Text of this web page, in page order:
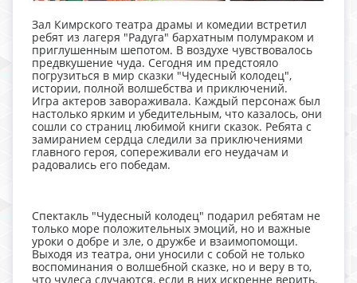
Зал Кимрского театра драмы и комедии встретил
ребят из лагеря "Радуга" бархатным полумраком и
приглушенным шепотом. В воздухе чувствовалось
предвкушение чуда. Сегодня им предстояло
погрузиться в мир сказки "Чудесный колодец",
истории, полной волшебства и приключений.
Игра актеров завораживала. Каждый персонаж был
настолько ярким и убедительным, что казалось, они
сошли со страниц любимой книги сказок. Ребята с
замиранием сердца следили за приключениями
главного героя, сопереживали его неудачам и
радовались его победам.
Спектакль "Чудесный колодец" подарил ребятам не
только море положительных эмоций, но и важные
уроки о добре и зле, о дружбе и взаимопомощи.
Выходя из театра, они уносили с собой не только
воспоминания о волшебной сказке, но и веру в то,
что чудеса случаются, если в них искренне верить.